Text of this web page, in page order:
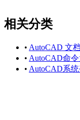
相关分类
• AutoCAD 文
• AutoCAD命
• AutoCAD系